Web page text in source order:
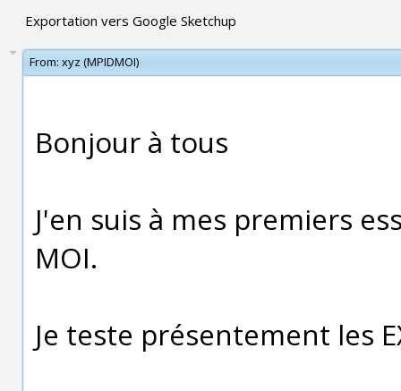
Exportation vers Google Sketchup
From: xyz (MPIDMOI)
Bonjour à tous
J'en suis à mes premiers
MOI.
Je teste présentement les